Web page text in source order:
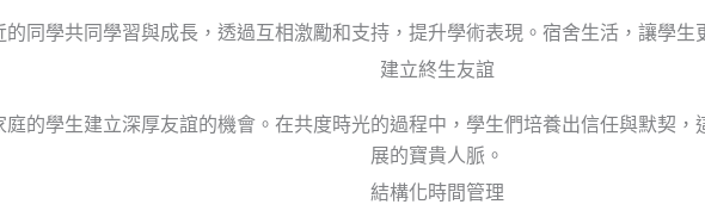
同學共同學習與成長，透過互相激勵和支持，提升學術表現。宿舍生活，讓學
建立終生友誼
的學生建立深厚友誼的機會。在共度時光的過程中，學生們培養出信任與默契
展的寶貴人脈。
結構化時間管理